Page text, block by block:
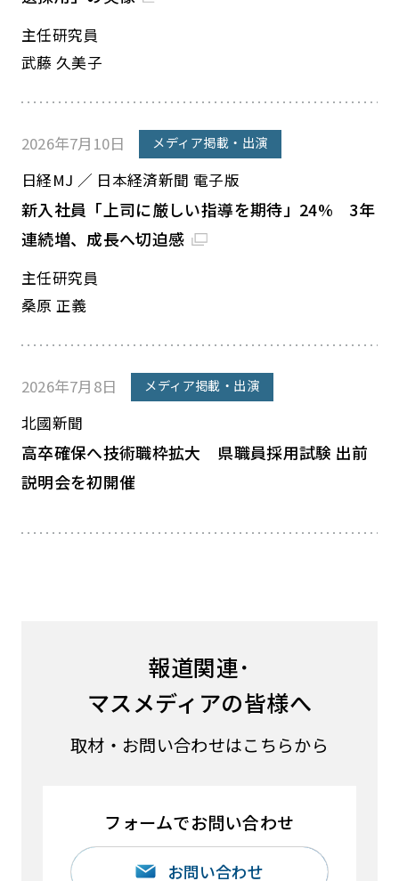
主任研究員
武藤 久美子
2026年7月10日 メディア掲載・出演
日経MJ ／ 日本経済新聞 電子版
新入社員「上司に厳しい指導を期待」24% 3年
連続増、成長へ切迫感
主任研究員
桑原 正義
2026年7月8日 メディア掲載・出演
北國新聞
高卒確保へ技術職枠拡大 県職員採用試験 出前
説明会を初開催
報道関連･
マスメディアの皆様へ
取材・お問い合わせはこちらから
フォームでお問い合わせ
お問い合わせ